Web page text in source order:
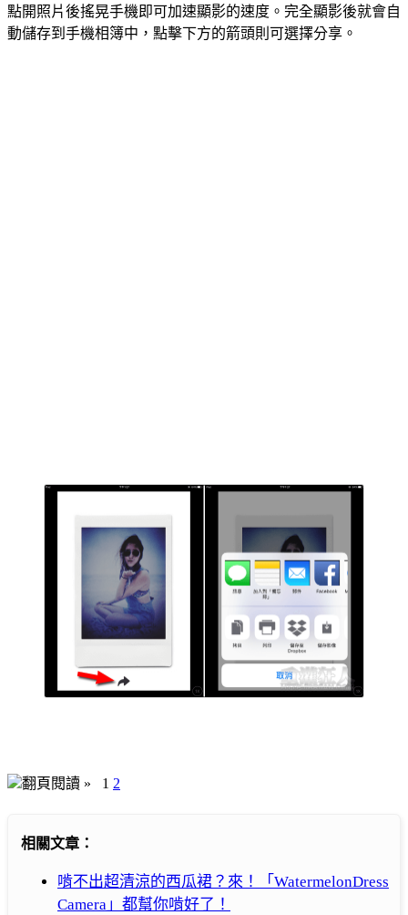
點開照片後搖晃手機即可加速顯影的速度。完全顯影後就會自
動儲存到手機相簿中，點擊下方的箭頭則可選擇分享。
翻頁閱讀 » 1 2
相關文章：
啃不出超清涼的西瓜裙？來！「WatermelonDress
Camera」都幫你啃好了！